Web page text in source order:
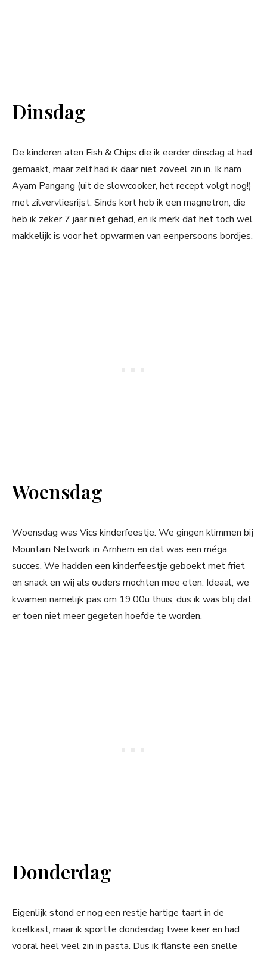
Dinsdag
De kinderen aten Fish & Chips die ik eerder dinsdag al had
gemaakt, maar zelf had ik daar niet zoveel zin in. Ik nam
Ayam Pangang (uit de slowcooker, het recept volgt nog!)
met zilvervliesrijst. Sinds kort heb ik een magnetron, die
heb ik zeker 7 jaar niet gehad, en ik merk dat het toch wel
makkelijk is voor het opwarmen van eenpersoons bordjes.
Woensdag
Woensdag was Vics kinderfeestje. We gingen klimmen bij
Mountain Network in Arnhem en dat was een méga
succes. We hadden een kinderfeestje geboekt met friet
en snack en wij als ouders mochten mee eten. Ideaal, we
kwamen namelijk pas om 19.00u thuis, dus ik was blij dat
er toen niet meer gegeten hoefde te worden.
Donderdag
Eigenlijk stond er nog een restje hartige taart in de
koelkast, maar ik sportte donderdag twee keer en had
vooral heel veel zin in pasta. Dus ik flanste een snelle